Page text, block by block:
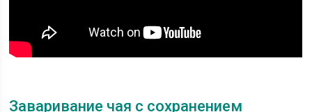
Заваривание чая с сохранением